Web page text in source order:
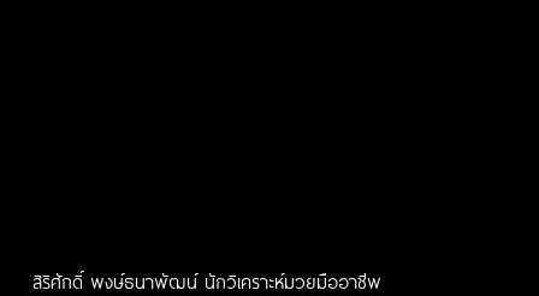
สิริศักดิ์ พงษ์ธนาพัฒน์ นักวิเคราะห์มวยมืออาชีพ